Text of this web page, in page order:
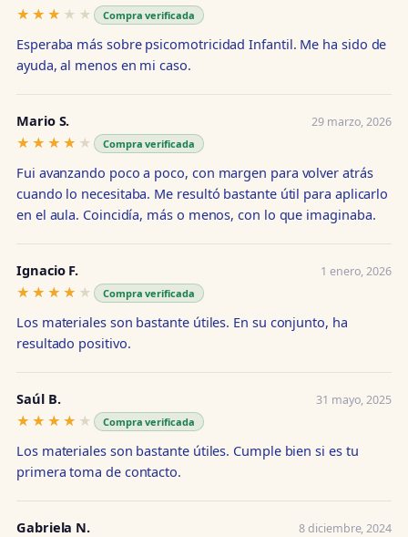
★★★★★
★★★★★ Compra verificada
Esperaba más sobre psicomotricidad Infantil. Me ha sido de
ayuda, al menos en mi caso.
Mario S. 29 marzo, 2026
★★★★★
★★★★★ Compra verificada
Fui avanzando poco a poco, con margen para volver atrás
cuando lo necesitaba. Me resultó bastante útil para aplicarlo
en el aula. Coincidía, más o menos, con lo que imaginaba.
Ignacio F. 1 enero, 2026
★★★★★
★★★★★ Compra verificada
Los materiales son bastante útiles. En su conjunto, ha
resultado positivo.
Saúl B. 31 mayo, 2025
★★★★★
★★★★★ Compra verificada
Los materiales son bastante útiles. Cumple bien si es tu
primera toma de contacto.
Gabriela N. 8 diciembre, 2024